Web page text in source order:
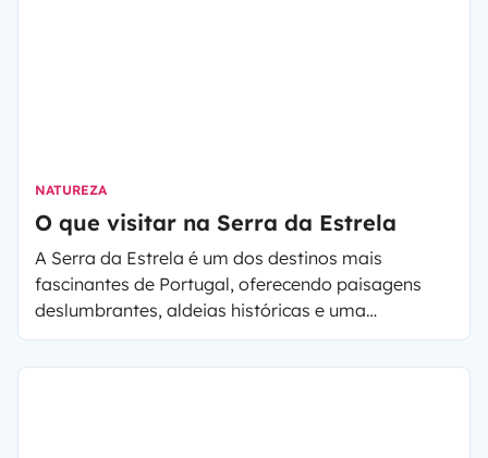
NATUREZA
O que visitar na Serra da Estrela
A Serra da Estrela é um dos destinos mais
fascinantes de Portugal, oferecendo paisagens
deslumbrantes, aldeias históricas e uma
variedade de atividades para todas as estações